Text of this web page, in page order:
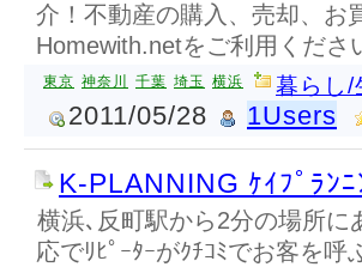
介！不動産の購入、売却、お
Homewith.netをご利用くださ
東京 神奈川 千葉 埼玉 横浜 暮らし/
2011/05/28 1Users
K-PLANNING ｹｲﾌﾟﾗﾝﾆ
横浜､反町駅から2分の場所に
応でﾘﾋﾟｰﾀｰがｸﾁｺﾐでお客を